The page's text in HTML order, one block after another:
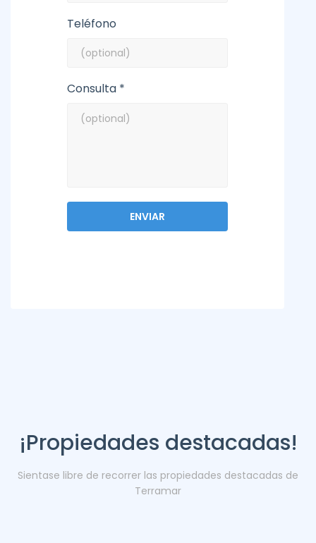
Teléfono
Consulta *
¡Propiedades destacadas!
Sientase libre de recorrer las propiedades destacadas de
Terramar